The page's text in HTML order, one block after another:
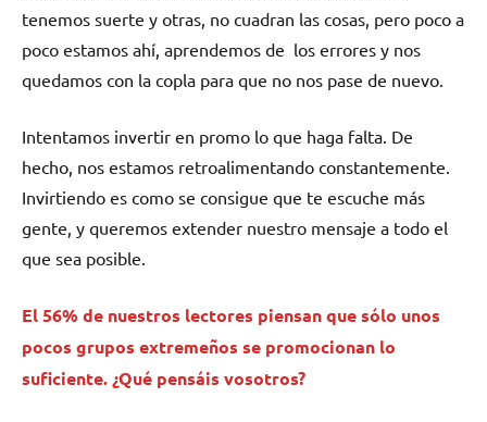
tenemos suerte y otras, no cuadran las cosas, pero poco a
poco estamos ahí, aprendemos de los errores y nos
quedamos con la copla para que no nos pase de nuevo.
Intentamos invertir en promo lo que haga falta. De
hecho, nos estamos retroalimentando constantemente.
Invirtiendo es como se consigue que te escuche más
gente, y queremos extender nuestro mensaje a todo el
que sea posible.
El 56% de nuestros lectores piensan que sólo unos
pocos grupos extremeños se promocionan lo
suficiente. ¿Qué pensáis vosotros?